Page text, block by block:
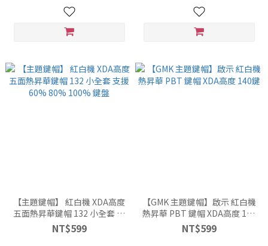
【主題鍵帽】 紅白機 XDA高度
五面熱昇華鍵帽 132 小全套 支
援 60% 80% 100% 鍵盤
NT$599
【GMK 主題鍵帽】啟示 紅白機
熱昇華 PBT 鍵帽 XDA高度 140
鍵
NT$599